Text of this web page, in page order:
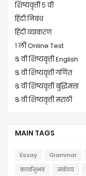
शिष्यवृत्ती ५ वी
हिंदी निबंध
हिंदी व्याकरण
१ ली Online Test
८ वी शिष्यवृत्ती English
८ वी शिष्यवृत्ती गणित
८ वी शिष्यवृत्ती बुद्धिमत्ता
८ वी शिष्यवृत्ती मराठी
MAIN TAGS
Essay Grammar
कार्यानुभव
नवोदय